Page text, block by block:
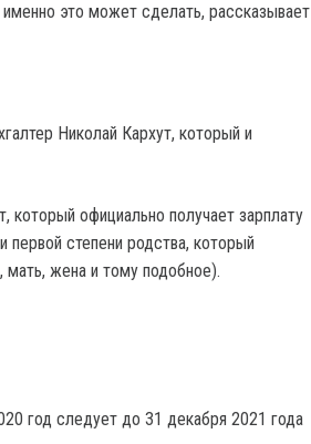
это может сделать, рассказывает
Николай Кархут, который и
который официально получает зарплату
первой степени родства, который
мать, жена и тому подобное).
год следует до 31 декабря 2021 года